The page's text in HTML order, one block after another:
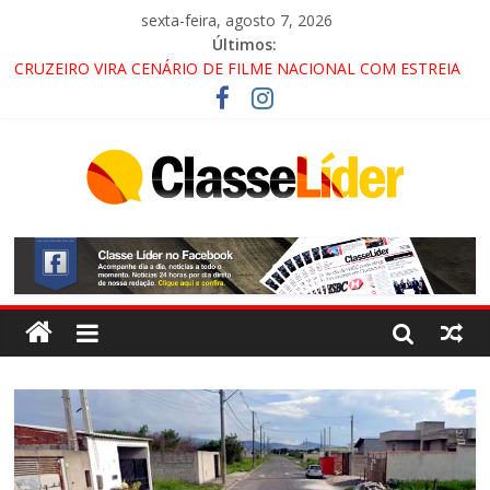
sexta-feira, agosto 7, 2026
Últimos:
CRUZEIRO VIRA CENÁRIO DE FILME NACIONAL COM ESTREIA
PROMOTOR DO GAECO
ACESSO À APARECIDA NA DUTRA SERÁ BLOQUEADO NO FIM
ALTERNATIVAS
LORENA, PINDAMONHANGABA E QUELUZ NA RETA FINAL
PELA FÁBRICA DA COCA-COLA!